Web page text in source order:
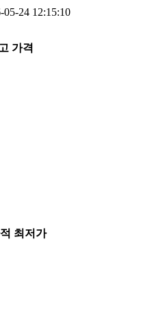
05-24 12:15:10
가격
최저가